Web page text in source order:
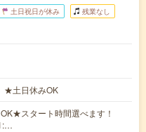
土日祝日が休み 残業なし
★土日休みOK
スタート時間選べます！